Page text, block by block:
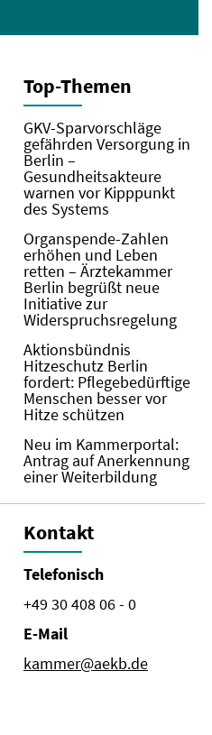
Top-Themen
GKV-Sparvorschläge
gefährden Versorgung in
Berlin –
Gesundheitsakteure
warnen vor Kipppunkt
des Systems
Organspende-Zahlen
erhöhen und Leben
retten – Ärztekammer
Berlin begrüßt neue
Initiative zur
Widerspruchsregelung
Aktionsbündnis
Hitzeschutz Berlin
fordert: Pflegebedürftige
Menschen besser vor
Hitze schützen
Neu im Kammerportal:
Antrag auf Anerkennung
einer Weiterbildung
Kontakt
Telefonisch
+49 30 408 06 - 0
E-Mail
kammer@aekb.de